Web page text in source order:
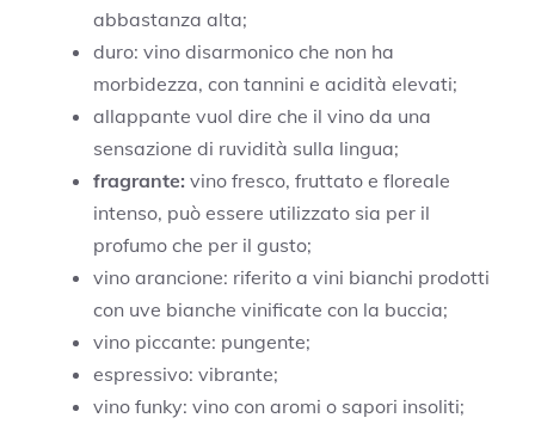
abbastanza alta;
duro: vino disarmonico che non ha
morbidezza, con tannini e acidità elevati;
allappante vuol dire che il vino da una
sensazione di ruvidità sulla lingua;
fragrante: vino fresco, fruttato e floreale
intenso, può essere utilizzato sia per il
profumo che per il gusto;
vino arancione: riferito a vini bianchi prodotti
con uve bianche vinificate con la buccia;
vino piccante: pungente;
espressivo: vibrante;
vino funky: vino con aromi o sapori insoliti;